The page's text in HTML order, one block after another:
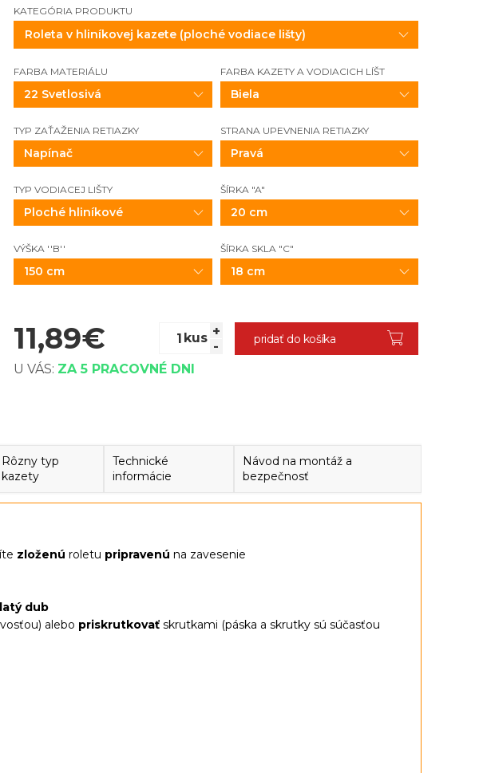
KATEGÓRIA PRODUKTU
FARBA MATERIÁLU
22 Svetlosivá
FARBA KAZETY A VODIACICH LÍŠT
Biela
TYP ZAŤAŽENIA RETIAZKY
Napínač
STRANA UPEVNENIA RETIAZKY
Pravá
TYP VODIACEJ LIŠTY
Ploché hliníkové
ŠÍRKA "A"
20 cm
VÝŠKA ''B''
150 cm
ŠÍRKA SKLA "C"
18 cm
11,89€ kus +
-
pridať do košíka
U VÁS: ZA 5 PRACOVNÉ DNI
Rôzny typ
kazety
Technické
informácie
Návod na montáž a
bezpečnosť
zloženú roletu pripravenú na zavesenie
dub
alebo priskrutkovať skrutkami (páska a skrutky sú súčasťou